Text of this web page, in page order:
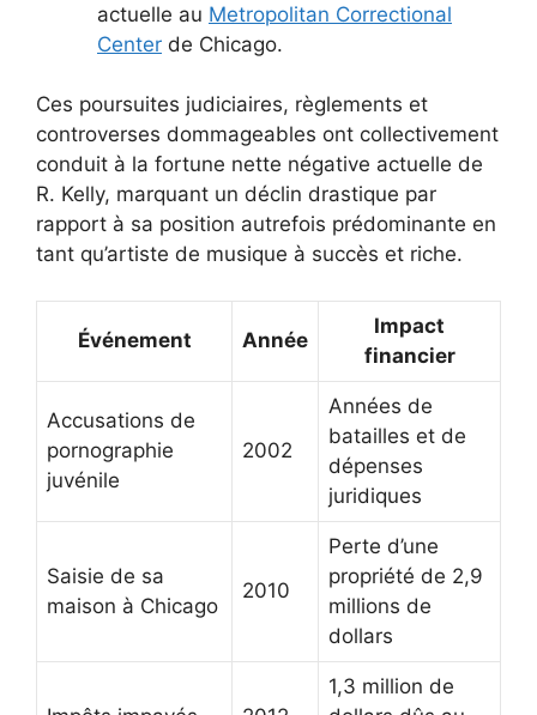
actuelle au Metropolitan Correctional
Center de Chicago.
Ces poursuites judiciaires, règlements et
controverses dommageables ont collectivement
conduit à la fortune nette négative actuelle de
R. Kelly, marquant un déclin drastique par
rapport à sa position autrefois prédominante en
tant qu’artiste de musique à succès et riche.
Événement Année
Impact
financier
Accusations de
pornographie
juvénile
2002
Années de
batailles et de
dépenses
juridiques
Saisie de sa
maison à Chicago
2010
Perte d’une
propriété de 2,9
millions de
dollars
1,3 million de